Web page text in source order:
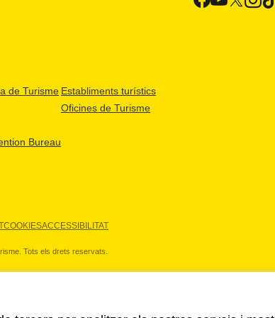
de Turisme
Bureau
Establiments turístics
Oficines de Turisme
COOKIESACCESSIBILITAT
Tots els drets reservats.